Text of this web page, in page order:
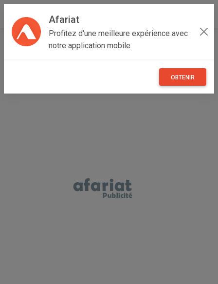
Afariat
Profitez d'une meilleure expérience avec
notre application mobile.
OBTENIR
Accueil Maisons et enfants Grand Tunis
Lave-linge Inverter ARISTON 11 kg – 1600 tr/min